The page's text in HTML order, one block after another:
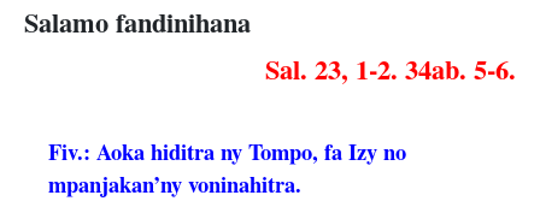
Salamo fandinihana
Sal. 23, 1-2. 34ab. 5-6.
Fiv.: Aoka hiditra ny Tompo, fa Izy no
mpanjakan’ny voninahitra.